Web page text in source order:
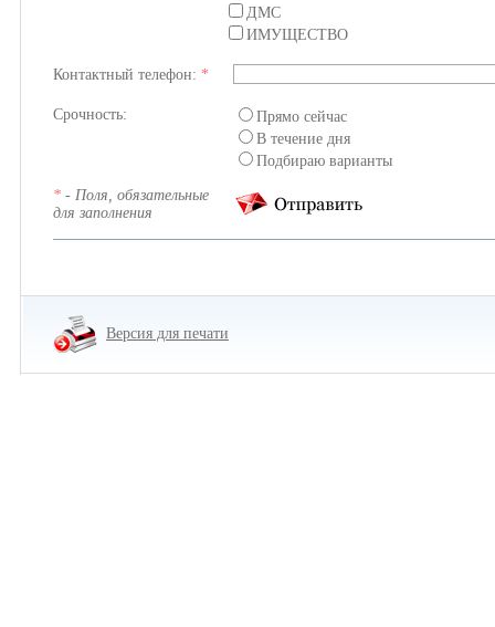
ДМС
ИМУЩЕСТВО
Контактный телефон: *
Срочность:
Прямо сейчас
В течение дня
Подбираю варианты
* - Поля, обязательные
для заполнения
Версия для печати